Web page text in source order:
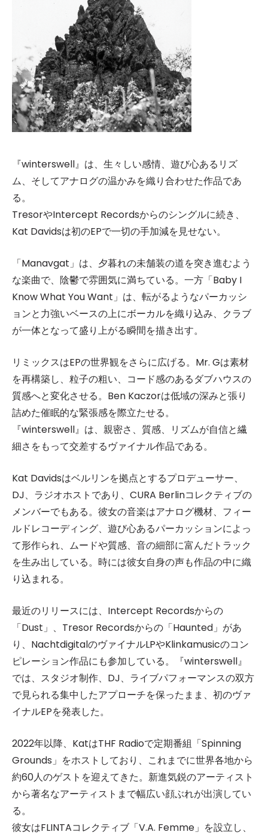
『winterswell』は、生々しい感情、遊び心あるリズ
ム、そしてアナログの温かみを織り合わせた作品であ
る。
TresorやIntercept Recordsからのシングルに続き、
Kat Davidsは初のEPで一切の手加減を見せない。
「Manavgat」は、夕暮れの未舗装の道を突き進むよう
な楽曲で、陰鬱で雰囲気に満ちている。一方「Baby I
Know What You Want」は、転がるようなパーカッシ
ョンと力強いベースの上にボーカルを織り込み、クラブ
が一体となって盛り上がる瞬間を描き出す。
リミックスはEPの世界観をさらに広げる。Mr. Gは素材
を再構築し、粒子の粗い、コード感のあるダブハウスの
質感へと変化させる。Ben Kaczorは低域の深みと張り
詰めた催眠的な緊張感を際立たせる。
『winterswell』は、親密さ、質感、リズムが自信と繊
細さをもって交差するヴァイナル作品である。
Kat Davidsはベルリンを拠点とするプロデューサー、
DJ、ラジオホストであり、CURA Berlinコレクティブの
メンバーでもある。彼女の音楽はアナログ機材、フィー
ルドレコーディング、遊び心あるパーカッションによっ
て形作られ、ムードや質感、音の細部に富んだトラック
を生み出している。時には彼女自身の声も作品の中に織
り込まれる。
最近のリリースには、Intercept Recordsからの
「Dust」、Tresor Recordsからの「Haunted」があ
り、NachtdigitalのヴァイナルLPやKlinkamusicのコン
ピレーション作品にも参加している。『winterswell』
では、スタジオ制作、DJ、ライブパフォーマンスの双方
で見られる集中したアプローチを保ったまま、初のヴァ
イナルEPを発表した。
2022年以降、KatはTHF Radioで定期番組「Spinning
Grounds」をホストしており、これまでに世界各地から
約60人のゲストを迎えてきた。新進気鋭のアーティスト
から著名なアーティストまで幅広い顔ぶれが出演してい
る。
彼女はFLINTAコレクティブ「V.A. Femme」を設立し、